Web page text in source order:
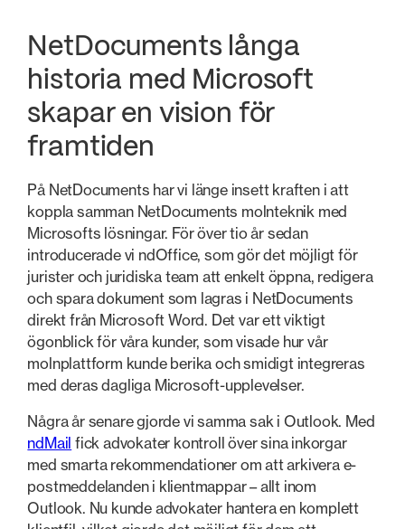
NetDocuments långa
historia med Microsoft
skapar en vision för
framtiden
På NetDocuments har vi länge insett kraften i att
koppla samman NetDocuments molnteknik med
Microsofts lösningar. För över tio år sedan
introducerade vi ndOffice, som gör det möjligt för
jurister och juridiska team att enkelt öppna, redigera
och spara dokument som lagras i NetDocuments
direkt från Microsoft Word. Det var ett viktigt
ögonblick för våra kunder, som visade hur vår
molnplattform kunde berika och smidigt integreras
med deras dagliga Microsoft-upplevelser.
Några år senare gjorde vi samma sak i Outlook. Med
ndMail fick advokater kontroll över sina inkorgar
med smarta rekommendationer om att arkivera e-
postmeddelanden i klientmappar – allt inom
Outlook. Nu kunde advokater hantera en komplett